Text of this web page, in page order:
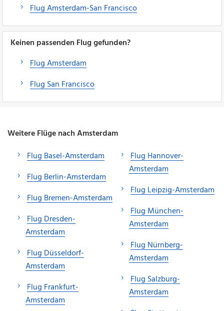
Flug Amsterdam-San Francisco
Keinen passenden Flug gefunden?
Flug Amsterdam
Flug San Francisco
Weitere Flüge nach Amsterdam
Flug Basel-Amsterdam
Flug Berlin-Amsterdam
Flug Bremen-Amsterdam
Flug Dresden-
Amsterdam
Flug Düsseldorf-
Amsterdam
Flug Frankfurt-
Amsterdam
Flug Hannover-
Amsterdam
Flug Leipzig-Amsterdam
Flug München-
Amsterdam
Flug Nürnberg-
Amsterdam
Flug Salzburg-
Amsterdam